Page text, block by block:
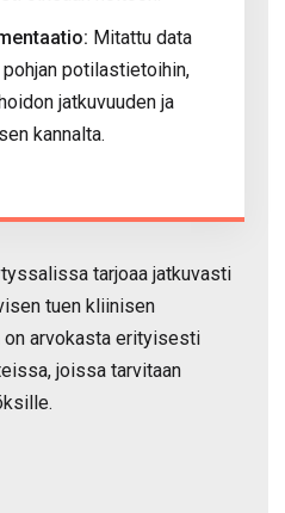
Mitattu data
potilastietoihin,
jatkuvuuden ja
kannalta.
tarjoaa jatkuvasti
tuen kliinisen
on arvokasta erityisesti
joissa tarvitaan